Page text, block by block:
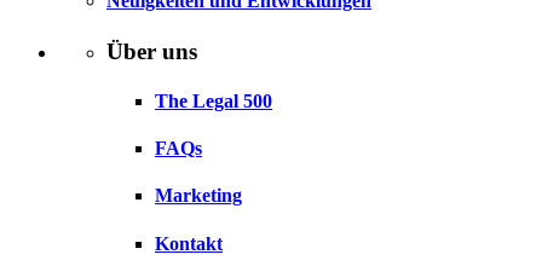
Über uns
The Legal 500
FAQs
Marketing
Kontakt